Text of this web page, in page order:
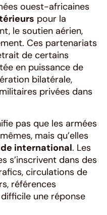
ouest-africaines
pour la
le soutien aérien,
Ces partenariats
de certains
en puissance de
bilatérale,
privées dans
pas que les armées
mais qu’elles
international. Les
s’inscrivent dans des
circulations de
références
une réponse